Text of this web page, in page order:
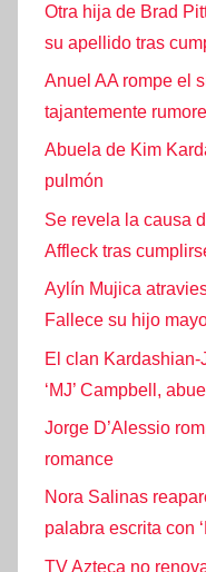
Otra hija de Brad
su apellido tras
Anuel AA rompe el
tajantemente
Abuela de Kim
pulmón
Se revela la causa
Affleck tras
Aylín Mujica
Fallece su hijo
El clan
‘MJ’ Campbell,
Jorge D’Alessio
romance
Nora Salinas
palabra escrita con
TV Azteca no